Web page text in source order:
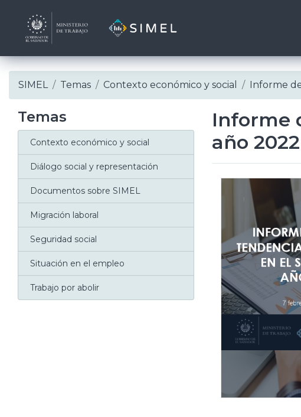
SIMEL Temas Contexto económico y social Informe
Temas
Contexto económico y social
Diálogo social y representación
Documentos sobre SIMEL
Migración laboral
Seguridad social
Situación en el empleo
Trabajo por abolir
Informe
año 2022